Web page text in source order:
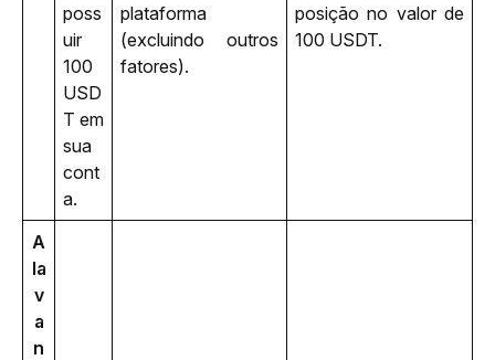
poss
uir
100
USD
T em
sua
cont
a.
plataforma
(excluindo outros
fatores).
posição no valor de
100 USDT.
A
la
v
a
n